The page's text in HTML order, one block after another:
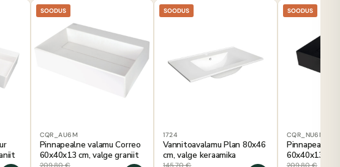
SOODUS
CQR_AU6M
Pinnapealne valamu Correo
60x40x13 cm, valge graniit
209,80€
SOODUS
1724
Vannitoavalamu Plan 80x46
cm, valge keraamika
145,70€
SOODUS
CQR_NU6M
Pinnapealne
60x40x13
209,80€